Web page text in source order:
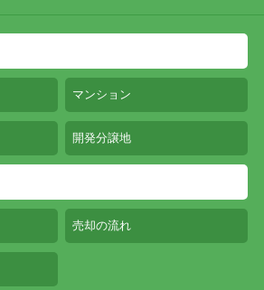
マンション
開発分譲地
売却の流れ